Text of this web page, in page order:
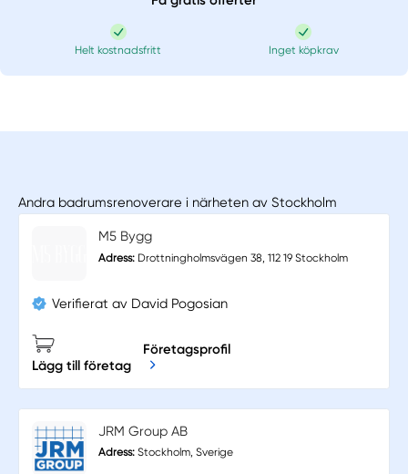
Helt kostnadsfritt Inget köpkrav
Andra badrumsrenoverare i närheten av Stockholm
M5 Bygg
Adress: Drottningholmsvägen 38, 112 19 Stockholm
Verifierat av David Pogosian
Lägg till företag
Företagsprofil
JRM Group AB
Adress: Stockholm, Sverige